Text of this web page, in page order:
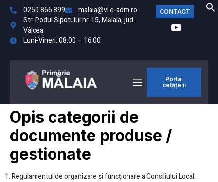
0250 866 899
malaia@vl.e-adm.ro
Str. Podul Sipotului nr. 15, Mălaia, jud.
Vâlcea
Luni-Vineri: 08:00 – 16:00
CONTACT
Portal
cetățeni
Opis categorii de
documente produse /
gestionate
1. Regulamentul de organizare și funcționare a Consiliului Local;